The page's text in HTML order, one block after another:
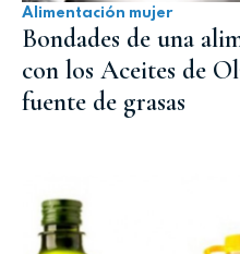
Alimentación mujer
Bondades de una
con los Aceites de
fuente de grasas